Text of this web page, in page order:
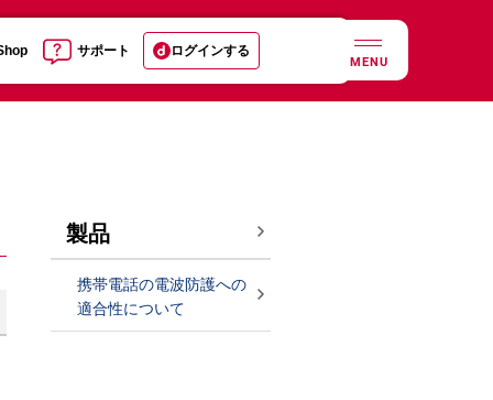
サポート ログインする
MENU
製品
携帯電話の電波防護への
適合性について